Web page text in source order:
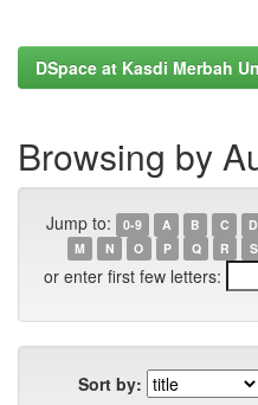
DSpace at Kasdi Merbah
Jump to: 0-9 A B C D
M
N O P Q R S
or enter first few letters:
Sort by: